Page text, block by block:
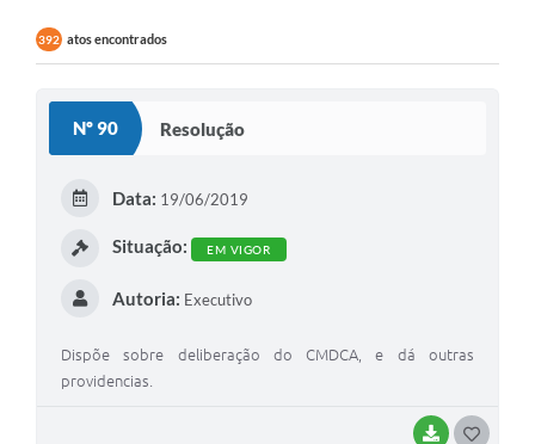
392 atos encontrados
Nº 90 Resolução
BAIXAR
Data: 19/06/2019
Situação: EM VIGOR
Autoria: Executivo
Dispõe sobre deliberação do CMDCA, e dá outras
providencias.